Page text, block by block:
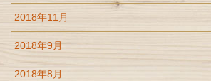
2018年11月
2018年9月
2018年8月